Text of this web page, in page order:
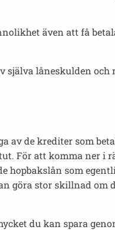
även att få
låneskulden
av de krediter som
För att komma ner i
hopbakslån som
göra stor skillnad
du kan spara